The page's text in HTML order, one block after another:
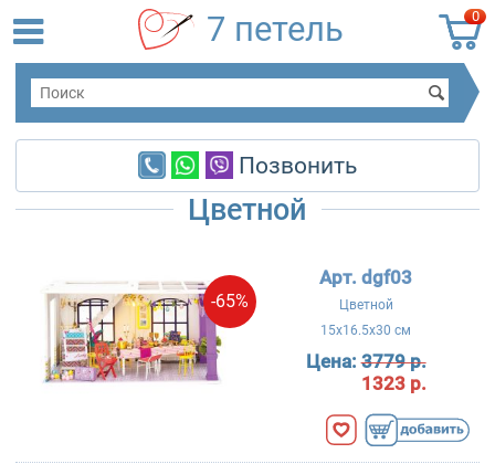
0
7 петель
Позвонить
Цветной
-65%
Арт. dgf03
Цветной
15x16.5x30 см
Цена:3779 р.
1323 р.